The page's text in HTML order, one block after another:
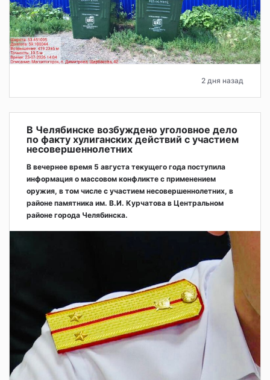
2 дня назад
В Челябинске возбуждено уголовное дело
по факту хулиганских действий с участием
несовершеннолетних
В вечернее время 5 августа текущего года поступила
информация о массовом конфликте с применением
оружия, в том числе с участием несовершеннолетних, в
районе памятника им. В.И. Курчатова в Центральном
районе города Челябинска.